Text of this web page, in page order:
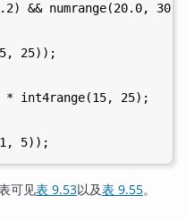
&& numrange(20.0,
25));
* int4range(15, 25);
可见表 9.53以及表 9.55。